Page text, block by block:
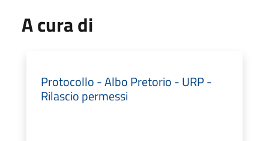
A cura di
Protocollo - Albo Pretorio - URP -
Rilascio permessi